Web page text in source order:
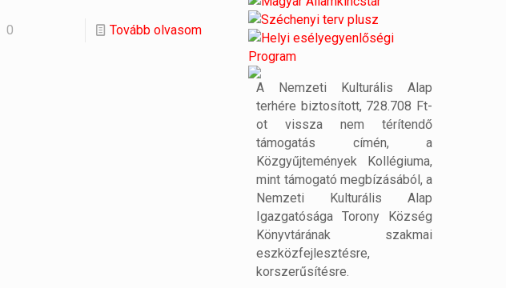
0 Tovább olvasom
A Nemzeti Kulturális Alap
terhére biztosított, 728.708 Ft-
ot vissza nem térítendő
támogatás címén, a
Közgyűjtemények Kollégiuma,
mint támogató megbízásából, a
Nemzeti Kulturális Alap
Igazgatósága Torony Község
Könyvtárának szakmai
eszközfejlesztésre,
korszerűsítésre.